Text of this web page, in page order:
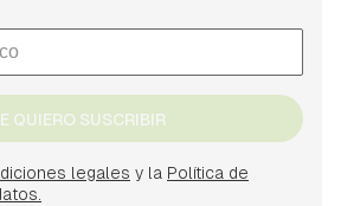
QUIERO SUSCRIBIR
legales y la Política de